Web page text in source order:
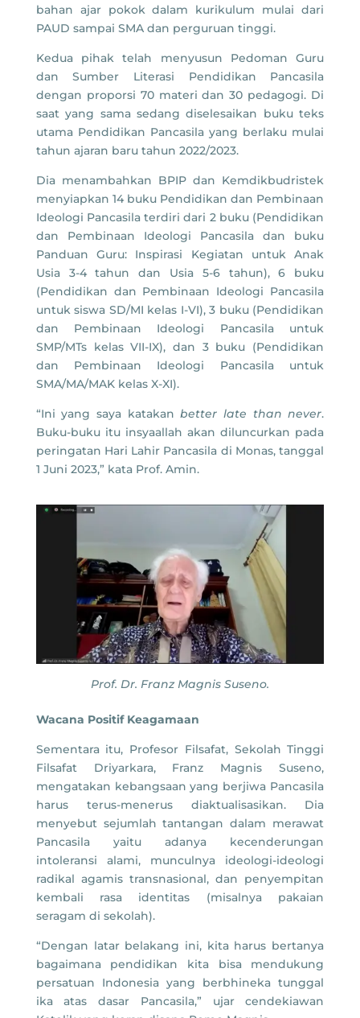
bahan ajar pokok dalam kurikulum mulai dari
PAUD sampai SMA dan perguruan tinggi.
Kedua pihak telah menyusun Pedoman Guru
dan Sumber Literasi Pendidikan Pancasila
dengan proporsi 70 materi dan 30 pedagogi. Di
saat yang sama sedang diselesaikan buku teks
utama Pendidikan Pancasila yang berlaku mulai
tahun ajaran baru tahun 2022/2023.
Dia menambahkan BPIP dan Kemdikbudristek
menyiapkan 14 buku Pendidikan dan Pembinaan
Ideologi Pancasila terdiri dari 2 buku (Pendidikan
dan Pembinaan Ideologi Pancasila dan buku
Panduan Guru: Inspirasi Kegiatan untuk Anak
Usia 3-4 tahun dan Usia 5-6 tahun), 6 buku
(Pendidikan dan Pembinaan Ideologi Pancasila
untuk siswa SD/MI kelas I-VI), 3 buku (Pendidikan
dan Pembinaan Ideologi Pancasila untuk
SMP/MTs kelas VII-IX), dan 3 buku (Pendidikan
dan Pembinaan Ideologi Pancasila untuk
SMA/MA/MAK kelas X-XI).
“Ini yang saya katakanbetter late than never.
Buku-buku itu insyaallah akan diluncurkan pada
peringatan Hari Lahir Pancasila di Monas, tanggal
1 Juni 2023,” kata Prof. Amin.
Prof. Dr. Franz Magnis Suseno.
Wacana Positif Keagamaan
Sementara itu, Profesor Filsafat, Sekolah Tinggi
Filsafat Driyarkara, Franz Magnis Suseno,
mengatakan kebangsaan yang berjiwa Pancasila
harus terus-menerus diaktualisasikan. Dia
menyebut sejumlah tantangan dalam merawat
Pancasila yaitu adanya kecenderungan
intoleransi alami, munculnya ideologi-ideologi
radikal agamis transnasional, dan penyempitan
kembali rasa identitas (misalnya pakaian
seragam di sekolah).
“Dengan latar belakang ini, kita harus bertanya
bagaimana pendidikan kita bisa mendukung
persatuan Indonesia yang berbhineka tunggal
ika atas dasar Pancasila,” ujar cendekiawan